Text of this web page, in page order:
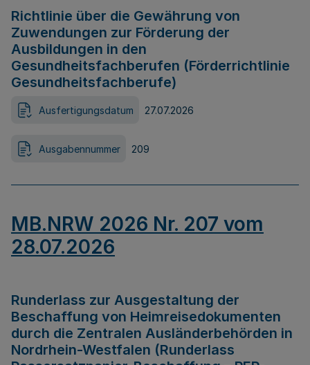
Richtlinie über die Gewährung von
Zuwendungen zur Förderung der
Ausbildungen in den
Gesundheitsfachberufen (Förderrichtlinie
Gesundheitsfachberufe)
Ausfertigungsdatum 27.07.2026
Ausgabennummer 209
MB.NRW 2026 Nr. 207 vom
28.07.2026
Runderlass zur Ausgestaltung der
Beschaffung von Heimreisedokumenten
durch die Zentralen Ausländerbehörden in
Nordrhein-Westfalen (Runderlass